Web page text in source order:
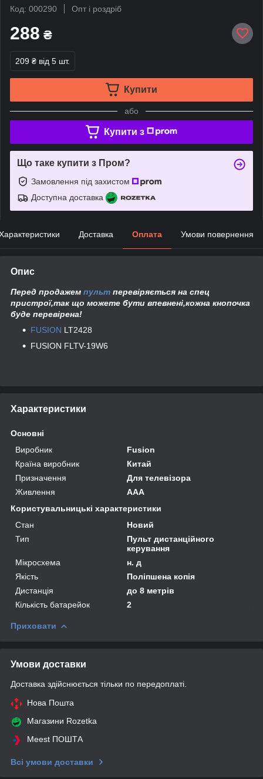
Код: 000290
Опт і роздріб
288 ₴
209 ₴ від 5 шт.
Купити
або
Купити з
Що таке купити з Пром?
Замовлення під захистом
Доступна доставка
Доставка Оплата Умови повернення
Опис
Перед продажем пульт перевіряється на спец
пристрої,так що можете бути впевнені,кожна кнопочка
буде перевірена!
FUSION LT2428
FUSION FLTV-19W6
Характеристики
Основні
Виробник
Fusion
Країна виробник
Китай
Призначення
Для телевізора
Живлення
AAA
Користувальницькі характеристики
Стан
Новий
Тип
Пульт дистанційного
керування
Мікросхема
н. д
Якість
Поліпшена копія
Дистанція
до 8 метрів
Кількість батарейок
2
Приховати
Умови доставки
Доставка здійснюється тільки по передоплаті.
Нова Пошта
Магазини Rozetka
Meest ПОШТА
Всі умови доставки